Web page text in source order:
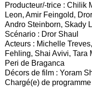
Producteur/-trice : Chilik
Leon, Amir Feingold,
Andro Steinborn, Skady
Scénario : Dror Shaul
Acteurs : Michelle
Fehling, Shai Avivi, Tara
Peri de Braganca
Décors de film : Yoram
Chargé(e) de